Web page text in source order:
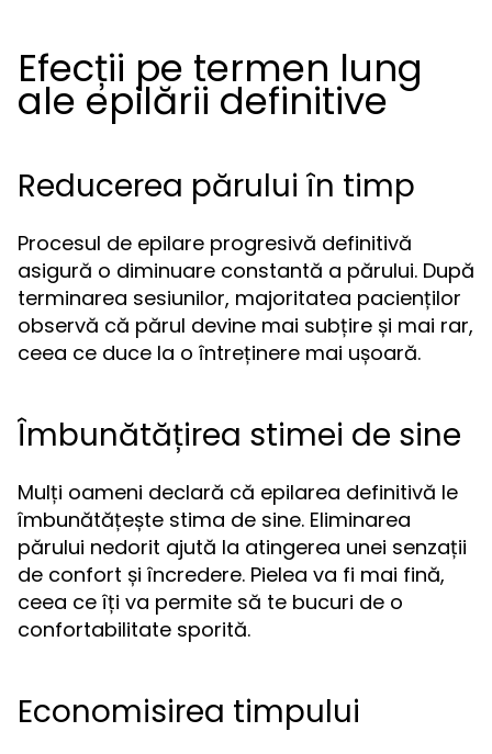
Efecții pe termen lung
ale epilării definitive
Reducerea părului în timp
Procesul de epilare progresivă definitivă
asigură o diminuare constantă a părului. După
terminarea sesiunilor, majoritatea pacienților
observă că părul devine mai subțire și mai rar,
ceea ce duce la o întreținere mai ușoară.
Îmbunătățirea stimei de sine
Mulți oameni declară că epilarea definitivă le
îmbunătățește stima de sine. Eliminarea
părului nedorit ajută la atingerea unei senzații
de confort și încredere. Pielea va fi mai fină,
ceea ce îți va permite să te bucuri de o
confortabilitate sporită.
Economisirea timpului